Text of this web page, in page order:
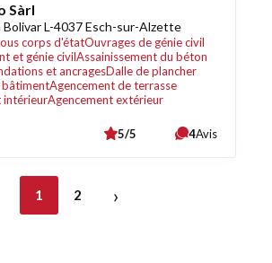
Sàrl
Bolivar L-4037 Esch-sur-Alzette
corps d'étatOuvrages de génie civil
et génie civilAssainissement du béton
et ancragesDalle de plancher
Agencement de terrasse
intérieurAgencement extérieur
5/5 4Avis
1 2 ›